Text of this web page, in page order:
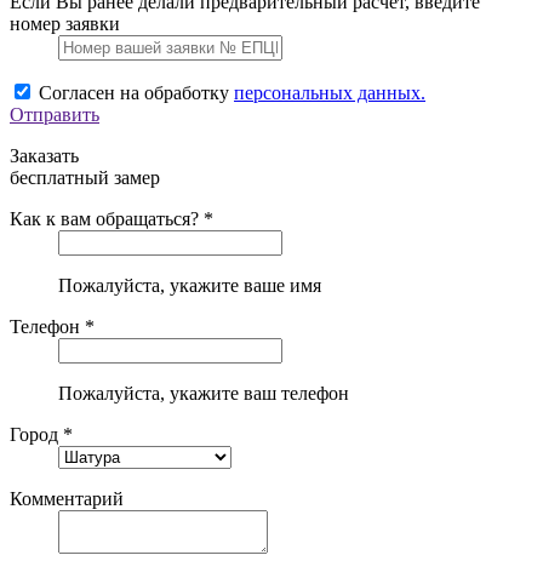
номер заявки
Согласен на обработку персональных данных.
Отправить
Заказать
бесплатный замер
Как к вам обращаться? *
Пожалуйста, укажите ваше имя
Телефон *
Пожалуйста, укажите ваш телефон
Город *
Комментарий